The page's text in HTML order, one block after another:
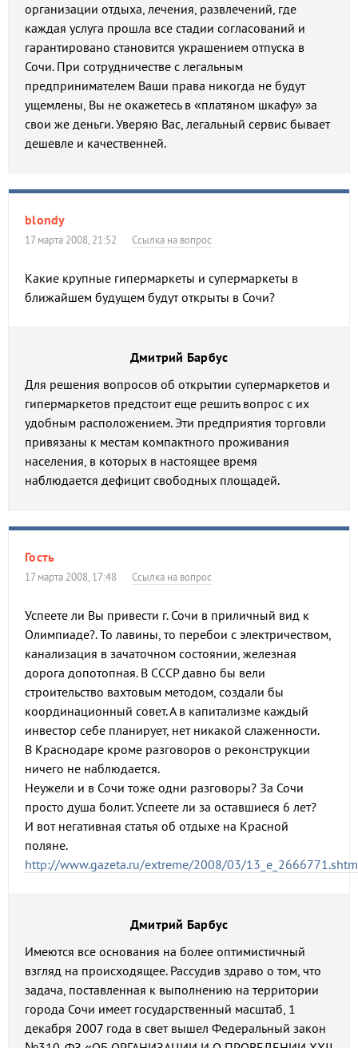
организации отдыха, лечения, развлечений, где
каждая услуга прошла все стадии согласований и
гарантировано становится украшением отпуска в
Сочи. При сотрудничестве с легальным
предпринимателем Ваши права никогда не будут
ущемлены, Вы не окажетесь в «платяном шкафу» за
свои же деньги. Уверяю Вас, легальный сервис бывает
дешевле и качественней.
blondy
17 марта 2008, 21:52 Ссылка на вопрос
Какие крупные гипермаркеты и супермаркеты в
ближайшем будущем будут открыты в Сочи?
Дмитрий Барбус
Для решения вопросов об открытии супермаркетов и
гипермаркетов предстоит еще решить вопрос с их
удобным расположением. Эти предприятия торговли
привязаны к местам компактного проживания
населения, в которых в настоящее время
наблюдается дефицит свободных площадей.
Гость
17 марта 2008, 17:48 Ссылка на вопрос
Успеете ли Вы привести г. Сочи в приличный вид к
Олимпиаде?. То лавины, то перебои с электричеством,
канализация в зачаточном состоянии, железная
дорога допотопная. В СССР давно бы вели
строительство вахтовым методом, создали бы
координационный совет. А в капитализме каждый
инвестор себе планирует, нет никакой слаженности.
В Краснодаре кроме разговоров о реконструкции
ничего не наблюдается.
Неужели и в Сочи тоже одни разговоры? За Сочи
просто душа болит. Успеете ли за оставшиеся 6 лет?
И вот негативная статья об отдыхе на Красной
поляне.
http://www.gazeta.ru/extreme/2008/03/
Дмитрий Барбус
Имеются все основания на более оптимистичный
взгляд на происходящее. Рассудив здраво о том, что
задача, поставленная к выполнению на территории
города Сочи имеет государственный масштаб, 1
декабря 2007 года в свет вышел Федеральный закон